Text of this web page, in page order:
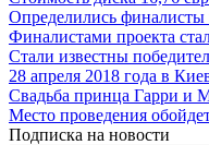
Определились финалисты
Финалистами проекта
Стали известны
28 апреля 2018 года в
Свадьба принца Гарри и
Место проведения
Подписка на новости